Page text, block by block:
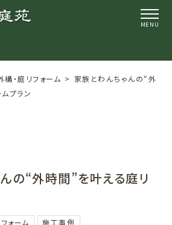
構・庭リフォーム
家族とわんちゃんの“外
プラン
の“外時間”を叶える庭リ
ォーム 施工事例